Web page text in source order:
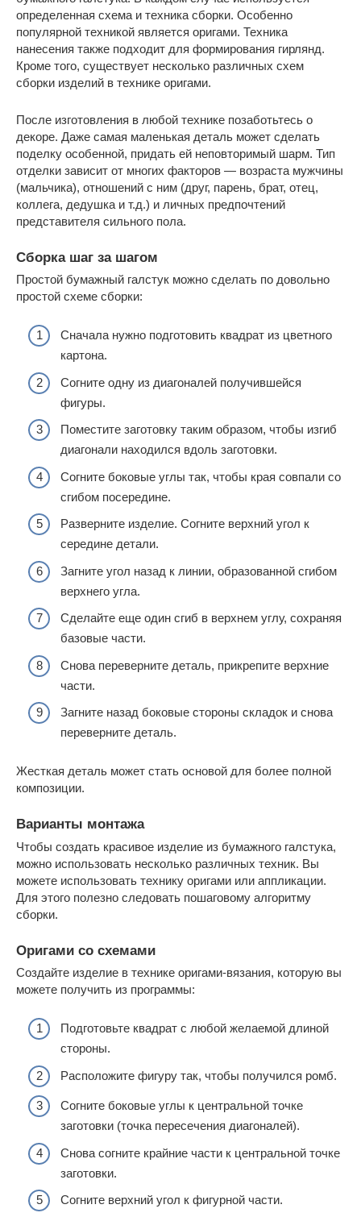
определенная схема и техника сборки. Особенно
популярной техникой является оригами. Техника
нанесения также подходит для формирования гирлянд.
Кроме того, существует несколько различных схем
сборки изделий в технике оригами.
После изготовления в любой технике позаботьтесь о
декоре. Даже самая маленькая деталь может сделать
поделку особенной, придать ей неповторимый шарм. Тип
отделки зависит от многих факторов — возраста мужчины
(мальчика), отношений с ним (друг, парень, брат, отец,
коллега, дедушка и т.д.) и личных предпочтений
представителя сильного пола.
Сборка шаг за шагом
Простой бумажный галстук можно сделать по довольно
простой схеме сборки:
Сначала нужно подготовить квадрат из цветного
картона.
Согните одну из диагоналей получившейся
фигуры.
Поместите заготовку таким образом, чтобы изгиб
диагонали находился вдоль заготовки.
Согните боковые углы так, чтобы края совпали со
сгибом посередине.
Разверните изделие. Согните верхний угол к
середине детали.
Загните угол назад к линии, образованной сгибом
верхнего угла.
Сделайте еще один сгиб в верхнем углу, сохраняя
базовые части.
Снова переверните деталь, прикрепите верхние
части.
Загните назад боковые стороны складок и снова
переверните деталь.
Жесткая деталь может стать основой для более полной
композиции.
Варианты монтажа
Чтобы создать красивое изделие из бумажного галстука,
можно использовать несколько различных техник. Вы
можете использовать технику оригами или аппликации.
Для этого полезно следовать пошаговому алгоритму
сборки.
Оригами со схемами
Создайте изделие в технике оригами-вязания, которую вы
можете получить из программы:
Подготовьте квадрат с любой желаемой длиной
стороны.
Расположите фигуру так, чтобы получился ромб.
Согните боковые углы к центральной точке
заготовки (точка пересечения диагоналей).
Снова согните крайние части к центральной точке
заготовки.
Согните верхний угол к фигурной части.